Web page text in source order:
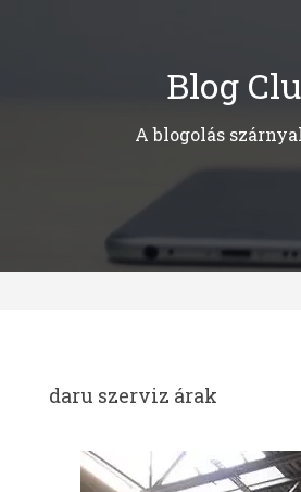
Blog
A blogolás
daru szerviz árak